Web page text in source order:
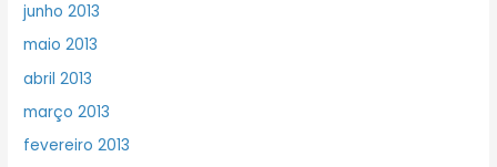
junho 2013
maio 2013
abril 2013
março 2013
fevereiro 2013